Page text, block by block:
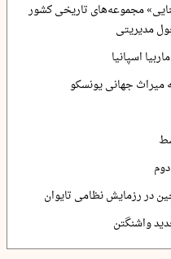
مجموعه‌های تاریخی کشور
مدیریتی
اسپانیا
میراث جهانی یونسکو
در رزمایش نظامی تایوان
واشنگتن